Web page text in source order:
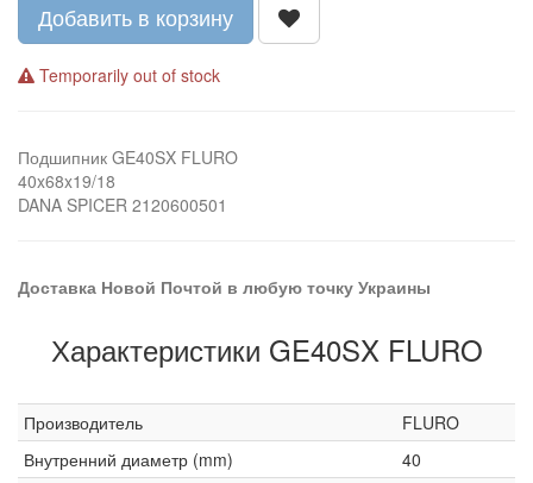
Добавить в корзину
Temporarily out of stock
Подшипник GE40SX FLURO
40x68x19/18
DANA SPICER 2120600501
Доставка Новой Почтой в любую точку Украины
Характеристики GE40SX FLURO
Производитель
FLURO
Внутренний диаметр (mm)
40